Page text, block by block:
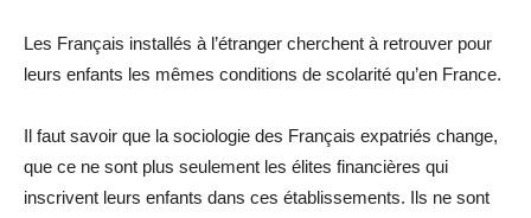
Les Français installés à l’étranger cherchent à retrouver pour
leurs enfants les mêmes conditions de scolarité qu’en France.
Il faut savoir que la sociologie des Français expatriés change,
que ce ne sont plus seulement les élites financières qui
inscrivent leurs enfants dans ces établissements. Ils ne sont